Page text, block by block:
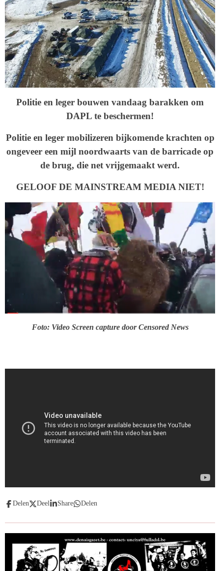
Politie en leger bouwen vandaag barakken om
DAPL te beschermen!
Politie en leger mobilizeren bijkomende krachten op
ongeveer een mijl noordwaarts van de barricade op
de brug, die net vrijgemaakt werd.
GELOOF DE MAINSTREAM MEDIA NIET!
Foto: Video Screen capture door Censored News
Delen Deel Share Delen